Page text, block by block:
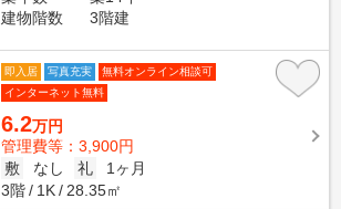
建物階数
3階建
即入居 写真充実
無料オンライン相談可
インターネット無料
6.2万円
管理費等：3,900円
敷
なし 礼
1ヶ月
3階
1K 28.35㎡